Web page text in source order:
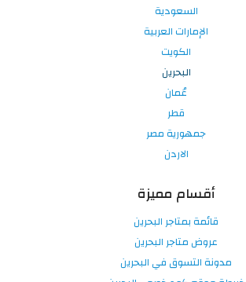
السعودية
الإمارات العربية
الكويت
البحرين
عُمان
قطر
جمهورية مصر
الاردن
أقسام مميزة
قائمة بمتاجر البحرين
عروض متاجر البحرين
مدونة التسوق في البحرين